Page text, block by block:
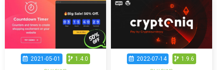
2021-05-01 1.4.0 2022-07-14 1.9.6